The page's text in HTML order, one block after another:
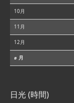
10月
11月
12月
⌀ 月
日光 (時間)